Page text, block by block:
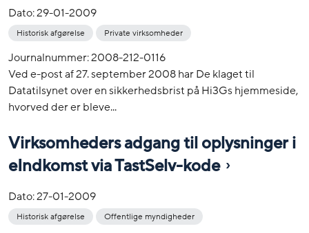
Dato:29-01-2009
Historisk afgørelse Private virksomheder
Journalnummer: 2008-212-0116
Ved e-post af 27. september 2008 har De klaget til
Datatilsynet over en sikkerhedsbrist på Hi3Gs hjemmeside,
hvorved der er bleve...
Virksomheders adgang til oplysninger i
eIndkomst via TastSelv-kode
Dato:27-01-2009
Historisk afgørelse Offentlige myndigheder